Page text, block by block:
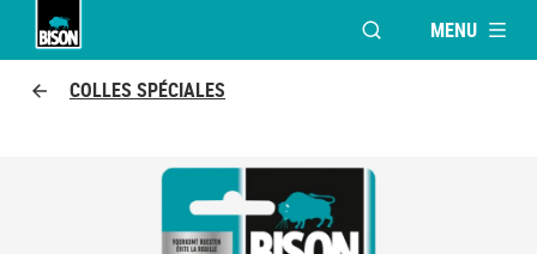
OUVRIR LAMENU
COLLES SPÉCIALES